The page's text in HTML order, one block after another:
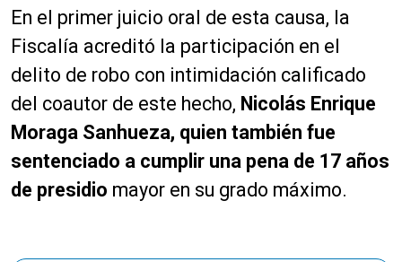
En el primer juicio oral de esta causa, la
Fiscalía acreditó la participación en el
delito de robo con intimidación calificado
del coautor de este hecho, Nicolás Enrique
Moraga Sanhueza, quien también fue
sentenciado a cumplir una pena de 17 años
de presidio mayor en su grado máximo.